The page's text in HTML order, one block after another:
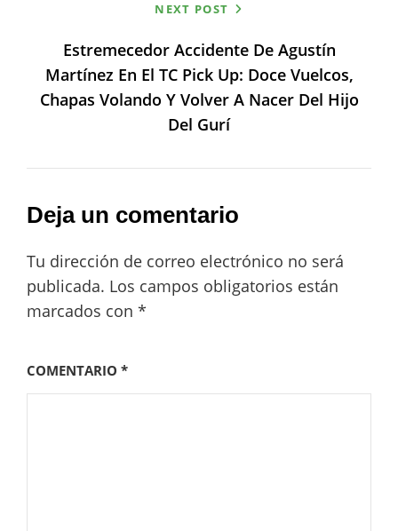
NEXT POST
Estremecedor Accidente De Agustín
Martínez En El TC Pick Up: Doce Vuelcos,
Chapas Volando Y Volver A Nacer Del Hijo
Del Gurí
Deja un comentario
Tu dirección de correo electrónico no será
publicada. Los campos obligatorios están
marcados con *
COMENTARIO *